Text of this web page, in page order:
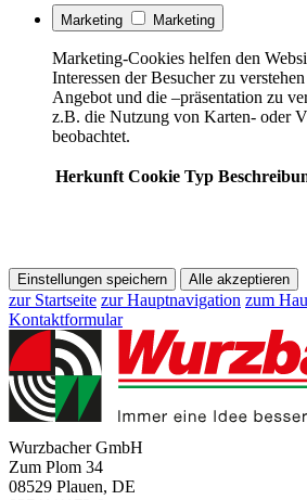
Marketing Marketing
Marketing-Cookies helfen den
Interessen der Besucher zu
Angebot und die –präsentation zu
z.B. die Nutzung von Karten- oder
beobachtet.
Herkunft Cookie Typ
Einstellungen speichern Alle akzeptieren
zur Startseite zur Hauptnavigation zum
Kontaktformular
Wurzbacher GmbH
Zum Plom 34
08529 Plauen, DE